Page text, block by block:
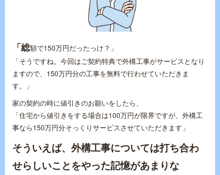
「総額で150万円だったっけ？」
「そうですね。今回はご契約特典で外構工事がサービスとなり
ますので、150万円分の工事を無料で行わせていただきま
す。」
家の契約の時に値引きのお願いをしたら、
「住宅から値引きをする場合は100万円が限界ですが、外構工
事なら150万円分そっくりサービスさせていただきます」
そういえば、外構工事については打ち合わ
せらしいことをやった記憶があまりな